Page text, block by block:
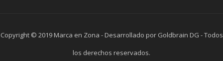
Copyright © 2019 Marca en Zona - Desarrollado por Goldbrain DG - Todos
los derechos reservados.